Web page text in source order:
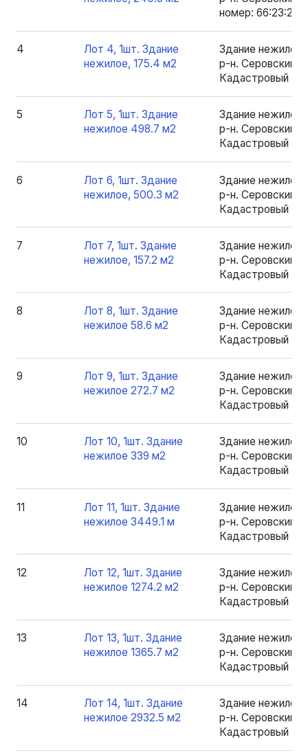
номер:
4
Лот 4, 1шт. Здание
нежилое, 175.4 м2
Здание нежилое
р-н. Серовский,
Кадастровый
5
Лот 5, 1шт. Здание
нежилое 498.7 м2
Здание нежилое
р-н. Серовский,
Кадастровый
6
Лот 6, 1шт. Здание
нежилое, 500.3 м2
Здание нежилое
р-н. Серовский,
Кадастровый
7
Лот 7, 1шт. Здание
нежилое, 157.2 м2
Здание нежилое
р-н. Серовский,
Кадастровый
8
Лот 8, 1шт. Здание
нежилое 58.6 м2
Здание нежилое
р-н. Серовский,
Кадастровый
9
Лот 9, 1шт. Здание
нежилое 272.7 м2
Здание нежилое
р-н. Серовский,
Кадастровый
10
Лот 10, 1шт. Здание
нежилое 339 м2
Здание нежилое
р-н. Серовский,
Кадастровый
11
Лот 11, 1шт. Здание
нежилое 3449.1 м
Здание нежилое
р-н. Серовский,
Кадастровый
12
Лот 12, 1шт. Здание
нежилое 1274.2 м2
Здание нежилое
р-н. Серовский,
Кадастровый
13
Лот 13, 1шт. Здание
нежилое 1365.7 м2
Здание нежилое
р-н. Серовский,
Кадастровый
14
Лот 14, 1шт. Здание
нежилое 2932.5 м2
Здание нежилое
р-н. Серовский,
Кадастровый